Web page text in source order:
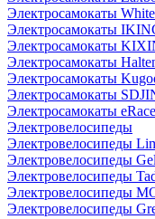
Электросамокаты
Электросамокаты
Электросамокаты
Электросамокаты
Электросамокаты
Электросамокаты
Электросамокаты eRace
Электровелосипеды
Электровелосипеды
Электровелосипеды
Электровелосипеды
Электровелосипеды
Электровелосипеды